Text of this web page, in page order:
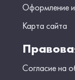
Оформление
Карта сайта
Согласие на